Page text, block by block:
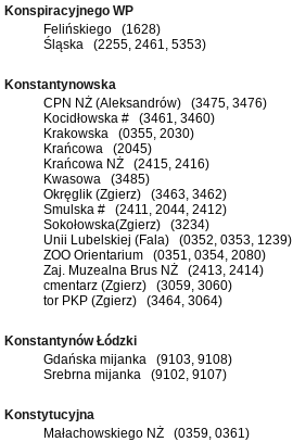
Konspiracyjnego WP
Felińskiego (1628)
Śląska (2255, 2461, 5353)
Konstantynowska
CPN NŻ (Aleksandrów) (3475, 3476)
Kocidłowska # (3461, 3460)
Krakowska (0355, 2030)
Krańcowa (2045)
Krańcowa NŻ (2415, 2416)
Kwasowa (3485)
Okręglik (Zgierz) (3463, 3462)
Smulska # (2411, 2044, 2412)
Sokołowska(Zgierz) (3234)
Unii Lubelskiej (Fala) (0352, 0353, 1239)
ZOO Orientarium (0351, 0354, 2080)
Zaj. Muzealna Brus NŻ (2413, 2414)
cmentarz (Zgierz) (3059, 3060)
tor PKP (Zgierz) (3464, 3064)
Konstantynów Łódzki
Gdańska mijanka (9103, 9108)
Srebrna mijanka (9102, 9107)
Konstytucyjna
Małachowskiego NŻ (0359, 0361)